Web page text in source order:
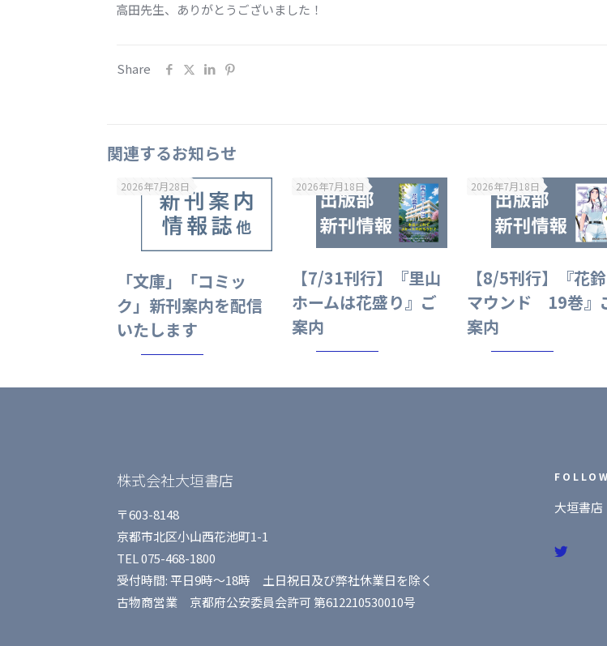
高田先生、ありがとうございました！
Share
関連するお知らせ
2026年7月28日
「文庫」「コミッ
ク」新刊案内を配信
いたします
2026年7月18日
【7/31刊行】『里山
ホームは花盛り』ご
案内
2026年7月18日
【8/5刊行】『花
マウンド 19巻』
案内
株式会社大垣書店
〒603-8148
京都市北区小山西花池町1-1
TEL 075-468-1800
受付時間: 平日9時〜18時 土日祝日及び弊社休業日を除く
古物商営業 京都府公安委員会許可 第612210530010号
大垣書